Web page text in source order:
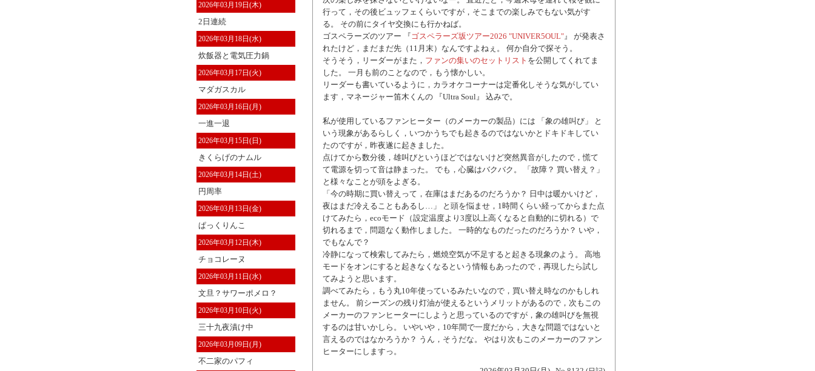
2026年03月19日(木)
2日連続
2026年03月18日(水)
炊飯器と電気圧力鍋
2026年03月17日(火)
マダガスカル
2026年03月16日(月)
一進一退
2026年03月15日(日)
きくらげのナムル
2026年03月14日(土)
円周率
2026年03月13日(金)
ぱっくりんこ
2026年03月12日(木)
チョコレーヌ
2026年03月11日(水)
文旦？サワーポメロ？
2026年03月10日(火)
三十九夜漬け中
2026年03月09日(月)
不二家のパフィ
行って，その後ビュッフェくらいですが，そこまでの楽しみでもない気がす
る。 その前にタイヤ交換にも行かねば。
ゴスペラーズのツアー 『ゴスペラーズ坂ツアー2026 "UNIVER5OUL"』 が発表さ
れたけど，まだまだ先（11月末）なんですよねぇ。 何か自分で探そう。
そうそう，リーダーがまた， ファンの集いのセットリスト を公開してくれてま
した。 一月も前のことなので，もう懐かしい。
リーダーも書いているように，カラオケコーナーは定番化しそうな気がしてい
ます，マネージャー笛木くんの 『Ultra Soul』 込みで。
私が使用しているファンヒーター（のメーカーの製品）には 「象の雄叫び」 と
いう現象があるらしく，いつかうちでも起きるのではないかとドキドキしてい
たのですが，昨夜遂に起きました。
点けてから数分後，雄叫びというほどではないけど突然異音がしたので，慌て
て電源を切って音は静まった。 でも，心臓はバクバク。 「故障？ 買い替え？」
と様々なことが頭をよぎる。
「今の時期に買い替えって，在庫はまだあるのだろうか？ 日中は暖かいけど，
夜はまだ冷えることもあるし…」 と頭を悩ませ，1時間くらい経ってからまた点
けてみたら，ecoモード（設定温度より3度以上高くなると自動的に切れる）で
切れるまで，問題なく動作しました。 一時的なものだったのだろうか？ いや，
でもなんで？
冷静になって検索してみたら，燃焼空気が不足すると起きる現象のよう。 高地
モードをオンにすると起きなくなるという情報もあったので，再現したら試し
てみようと思います。
調べてみたら，もう丸10年使っているみたいなので，買い替え時なのかもしれ
ません。 前シーズンの残り灯油が使えるというメリットがあるので，次もこの
メーカーのファンヒーターにしようと思っているのですが，象の雄叫びを無視
するのは甘いかしら。 いやいや，10年間で一度だから，大きな問題ではないと
言えるのではなかろうか？ うん，そうだな。 やはり次もこのメーカーのファン
ヒーターにしますっ。